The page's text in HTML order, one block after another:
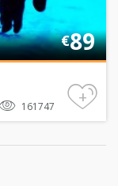
€89
161747 +